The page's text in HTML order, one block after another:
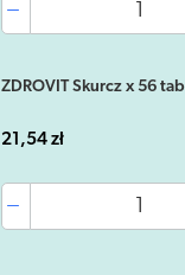
ZDROVIT Skurcz x 56
21,54 zł